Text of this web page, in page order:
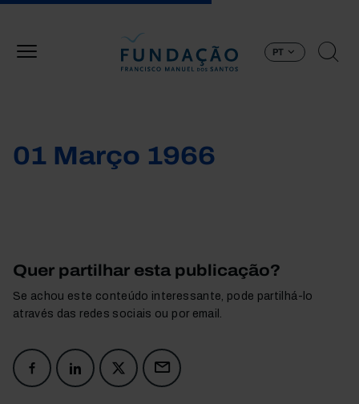
PT
01 Março 1966
Quer partilhar esta publicação?
Se achou este conteúdo interessante, pode partilhá-lo
através das redes sociais ou por email.